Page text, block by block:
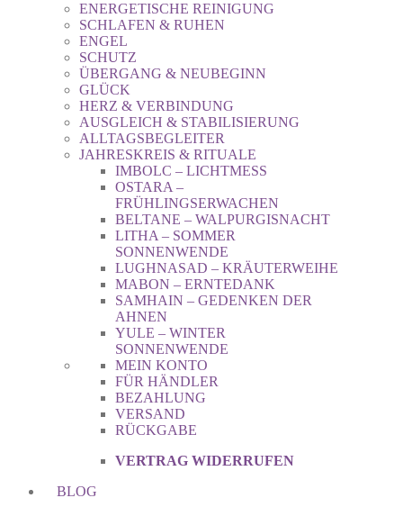
ENERGETISCHE REINIGUNG
SCHLAFEN & RUHEN
ENGEL
SCHUTZ
ÜBERGANG & NEUBEGINN
GLÜCK
HERZ & VERBINDUNG
AUSGLEICH & STABILISIERUNG
ALLTAGSBEGLEITER
JAHRESKREIS & RITUALE
IMBOLC – LICHTMESS
OSTARA –
FRÜHLINGSERWACHEN
BELTANE – WALPURGISNACHT
LITHA – SOMMER
SONNENWENDE
LUGHNASAD – KRÄUTERWEIHE
MABON – ERNTEDANK
SAMHAIN – GEDENKEN DER
AHNEN
YULE – WINTER
SONNENWENDE
MEIN KONTO
FÜR HÄNDLER
BEZAHLUNG
VERSAND
RÜCKGABE
VERTRAG WIDERRUFEN
BLOG